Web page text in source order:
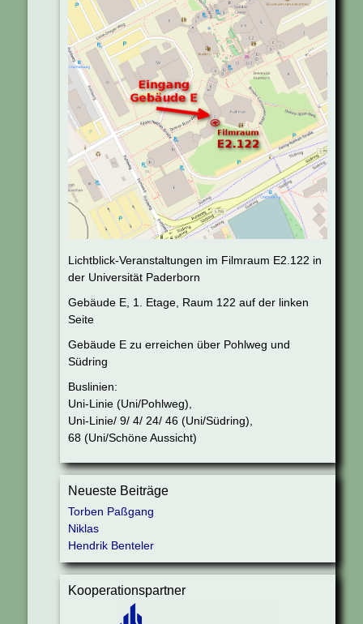
Lichtblick-Veranstaltungen im Filmraum E2.122 in
der Universität Paderborn
Gebäude E, 1. Etage, Raum 122 auf der linken
Seite
Gebäude E zu erreichen über Pohlweg und
Südring
Buslinien:
Uni-Linie (Uni/Pohlweg),
Uni-Linie/ 9/ 4/ 24/ 46 (Uni/Südring),
68 (Uni/Schöne Aussicht)
Neueste Beiträge
Torben Paßgang
Niklas
Hendrik Benteler
Kooperationspartner